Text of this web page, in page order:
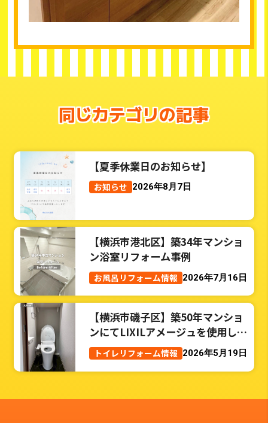
同じカテゴリの記事
【夏季休業日のお知らせ】
お知らせ 2026年8月7日
【横浜市港北区】築34年マンショ
ン浴室リフォーム事例
お風呂リフォーム情報 2026年7月16日
【横浜市磯子区】築50年マンショ
ンにてLIXILアメージュを使用した
トイレリフォーム事例
トイレリフォーム情報 2026年5月19日